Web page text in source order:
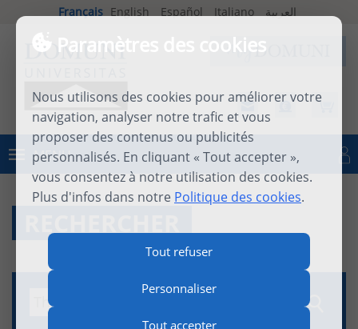
Paramètres des cookies
Nous utilisons des cookies pour améliorer votre
navigation, analyser notre trafic et vous
proposer des contenus ou publicités
personnalisés. En cliquant « Tout accepter »,
vous consentez à notre utilisation des cookies.
Plus d'infos dans notre Politique des cookies.
Tout refuser
Personnaliser
Tout accepter
Français English Español Italiano العربية
MENU Se connecter